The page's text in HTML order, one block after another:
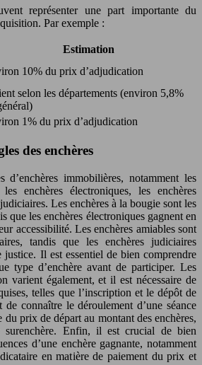
représenter une part importante du
Par exemple :
Estimation
10% du prix d’adjudication
selon les départements (environ 5,8%
1% du prix d’adjudication
des enchères
immobilières, notamment les
enchères électroniques, les enchères
Les enchères à la bougie sont les
que les enchères électroniques gagnent en
accessibilité. Les enchères amiables sont
tandis que les enchères judiciaires
justice. Il est essentiel de bien comprendre
type d’enchère avant de participer. Les
varient également, et il est nécessaire de
telles que l’inscription et le dépôt de
connaître le déroulement d’une séance
du prix de départ au montant des enchères,
surenchère. Enfin, il est crucial de bien
d’une enchère gagnante, notamment
en matière de paiement du prix et